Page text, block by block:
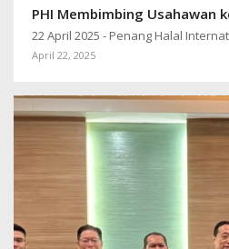
PHI Membimbing Usahawan
22 April 2025 - Penang Halal
April 22, 2025